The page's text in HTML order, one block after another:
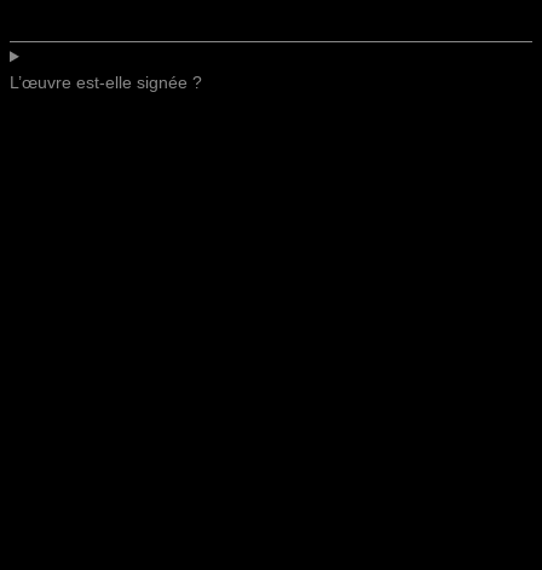
L’œuvre est-elle signée ?